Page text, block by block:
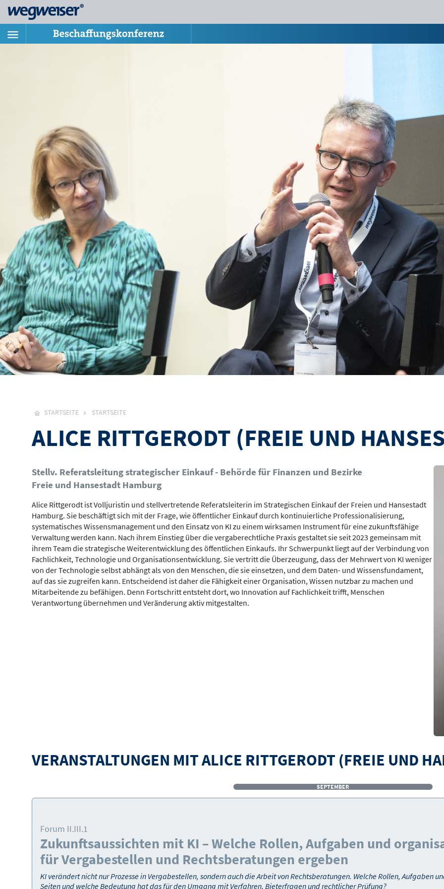
STARTSEITE STARTSEITE
ALICE RITTGERODT (FREIE UND
Stellv. Referatsleitung strategischer Einkauf - Behörde für Finanzen und Bezirke
Freie und Hansestadt Hamburg
Alice Rittgerodt ist Volljuristin und stellvertretende Referatsleiterin im Strategischen Einkauf der Freien und Hansestadt
Hamburg. Sie beschäftigt sich mit der Frage, wie öffentlicher Einkauf durch kontinuierliche Professionalisierung,
systematisches Wissensmanagement und den Einsatz von KI zu einem wirksamen Instrument für eine zukunftsfähige
Verwaltung werden kann. Nach ihrem Einstieg über die vergaberechtliche Praxis gestaltet sie seit 2023 gemeinsam mit
ihrem Team die strategische Weiterentwicklung des öffentlichen Einkaufs. Ihr Schwerpunkt liegt auf der Verbindung von
Fachlichkeit, Technologie und Organisationsentwicklung. Sie vertritt die Überzeugung, dass der Mehrwert von KI weniger
von der Technologie selbst abhängt als von den Menschen, die sie einsetzen, und dem Daten- und Wissensfundament,
auf das sie zugreifen kann. Entscheidend ist daher die Fähigkeit einer Organisation, Wissen nutzbar zu machen und
Mitarbeitende zu befähigen. Denn Fortschritt entsteht dort, wo Innovation auf Fachlichkeit trifft, Menschen
Verantwortung übernehmen und Veränderung aktiv mitgestalten.
VERANSTALTUNGEN MIT ALICE RITTGERODT (FREIE UND
SEPTEMBER
Forum II.III.1
Zukunftsaussichten mit KI – Welche Rollen, Aufgaben und
für Vergabestellen und Rechtsberatungen ergeben
KI verändert nicht nur Prozesse in Vergabestellen, sondern auch die Arbeit von Rechtsberatungen. Welche Rollen, Aufgaben
Seiten und welche Bedeutung hat das für den Umgang mit Verfahren, Bieterfragen und rechtlicher Prüfung?